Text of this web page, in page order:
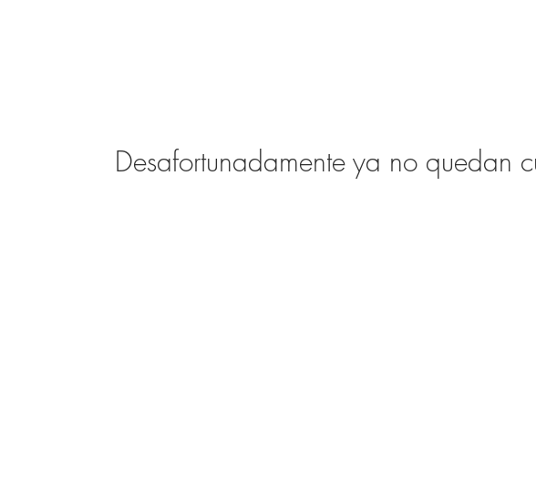
Desafortunadamente ya no quedan